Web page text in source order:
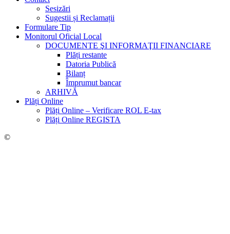
Sesizări
Sugestii și Reclamații
Formulare Tip
Monitorul Oficial Local
DOCUMENTE ŞI INFORMAŢII FINANCIARE
Plăți restante
Datoria Publică
Bilanț
Împrumut bancar
ARHIVĂ
Plăți Online
Plăți Online – Verificare ROL E-tax
Plăți Online REGISTA
©